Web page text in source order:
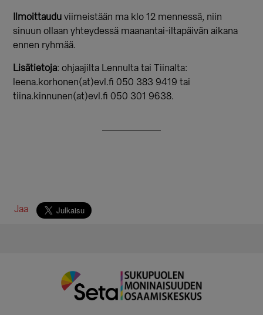
Ilmoittaudu viimeistään ma klo 12 mennessä, niin
sinuun ollaan yhteydessä maanantai-iltapäivän aikana
ennen ryhmää.
Lisätietoja: ohjaajilta Lennulta tai Tiinalta:
leena.korhonen(at)evl.fi 050 383 9419 tai
tiina.kinnunen(at)evl.fi 050 301 9638.
Jaa